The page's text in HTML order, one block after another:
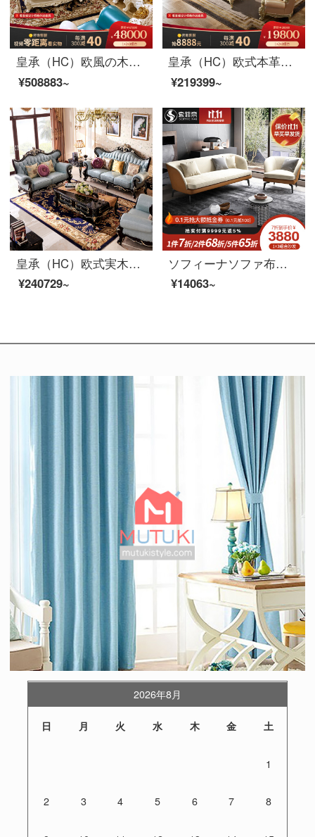
皇承（HC）欧風の木のソファフランス式宮廷の新しい古典中国式の本革ソファ家具168法式宮廷の原木彫刻ソファ/124セット
¥508883~
皇承（HC）欧式本革ソファ別荘シャンパン金客間家具両面彫刻実木セット866欧風豪華・シャンパン金本革ソファ【123セット】
¥219399~
皇承（HC）欧式実木ソファアメリカーノ軽豪頭階真皮黒古典洋館客間セット813シングルルーム+二人位+三人位
¥240729~
ソフィーナソファ布芸ソファ現代簡単リビングの小型ソファーの3人のソファリビングルームの家具のシングル席
¥14063~
2026年8月
日 月 火 水 木 金 土
1
2 3 4 5 6 7 8